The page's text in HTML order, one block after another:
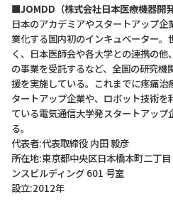
■JOMDD（株式会社日本医療機器
日本のアカデミアやスタートアップ
業化する国内初のインキュベーター
く、日本医師会や各大学との連携の
の事業を受託するなど、全国の研究
援を実施している。これまでに疼痛
タートアップ企業や、ロボット技術
ている電気通信大学発スタートアッ
る。
代表者:代表取締役 内田 毅彦
所在地:東京都中央区日本橋本町二丁
ンスビルディング 601 号室
設立:2012年